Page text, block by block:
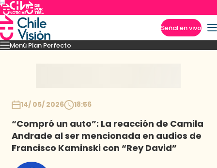
Señal en vivo
Menú Plan Perfecto
Momentos Capítulos Novedades
14/ 05/ 2026 18:56
“Compró un auto”: La reacción de Camila
Andrade al ser mencionada en audios de
Francisco Kaminski con “Rey David”
Imperdibles